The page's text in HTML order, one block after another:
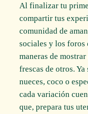
Al finalizar tu
compartir tus
comunidad de
sociales y los foros
maneras de
frescas de otros.
nueces, coco o
cada variación
que, prepara tus